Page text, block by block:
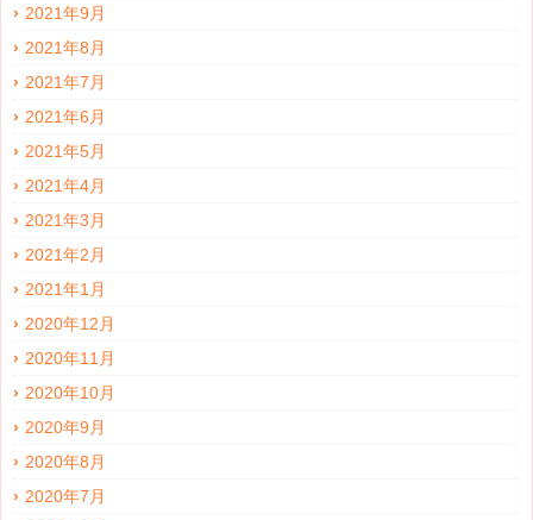
2021年9月
2021年8月
2021年7月
2021年6月
2021年5月
2021年4月
2021年3月
2021年2月
2021年1月
2020年12月
2020年11月
2020年10月
2020年9月
2020年8月
2020年7月